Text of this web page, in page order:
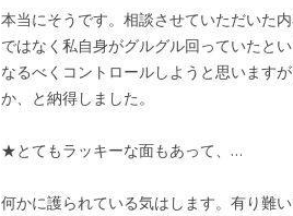
本当にそうです。相談させていただいた
ではなく私自身がグルグル回っていたと
なるべくコントロールしようと思います
か、と納得しました。
★とてもラッキーな面もあって、…
何かに護られている気はします。有り難い